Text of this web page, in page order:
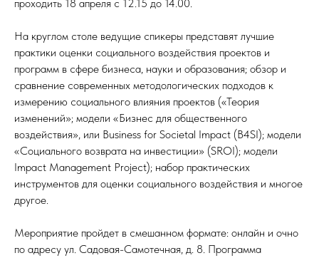
проходить 18 апреля с 12.15 до 14.00.
На круглом столе ведущие спикеры представят лучшие
практики оценки социального воздействия проектов и
программ в сфере бизнеса, науки и образования; обзор и
сравнение современных методологических подходов к
измерению социального влияния проектов («Теория
изменений»; модели «Бизнес для общественного
воздействия», или Business for Societal Impact (B4SI); модели
«Социального возврата на инвестиции» (SROI); модели
Impact Management Project); набор практических
инструментов для оценки социального воздействия и многое
другое.
Мероприятие пройдет в смешанном формате: онлайн и очно
по адресу ул. Садовая-Самотечная, д. 8. Программа